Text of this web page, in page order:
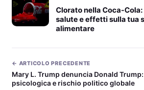
Clorato nella Coca-
salute e effetti sulla tua
alimentare
← ARTICOLO PRECEDENTE
Mary L. Trump denuncia Donald
psicologica e rischio politico globale